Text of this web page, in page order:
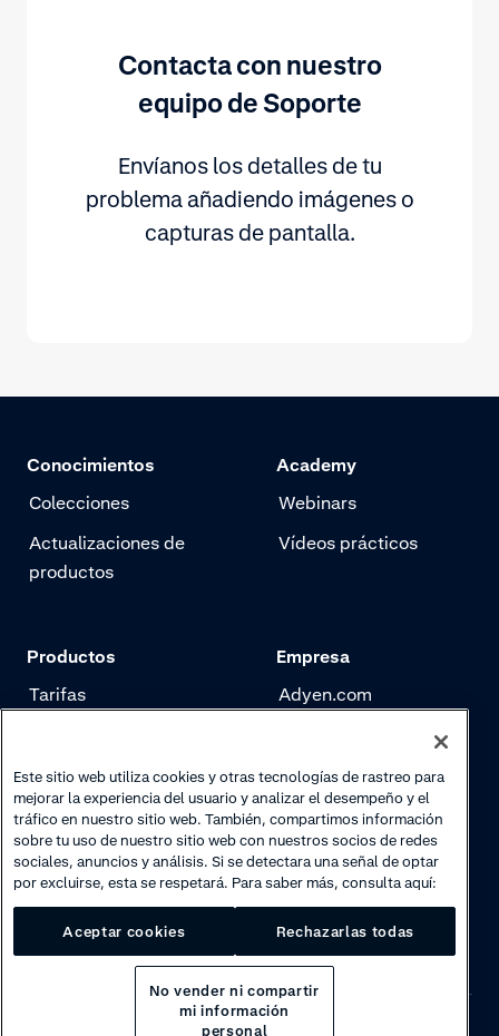
Contacta con nuestro
equipo de Soporte
Envíanos los detalles de tu
problema añadiendo imágenes o
capturas de pantalla.
Conocimientos
Colecciones
Actualizaciones de
productos
Academy
Webinars
Vídeos prácticos
Productos
Tarifas
Gestión de riesgo
Autenticación
Empresa
Adyen.com
Newsletter
Trabaja con nosotros
Este sitio web utiliza cookies y otras tecnologías de rastreo para
mejorar la experiencia del usuario y analizar el desempeño y el
tráfico en nuestro sitio web. También, compartimos información
sobre tu uso de nuestro sitio web con nuestros socios de redes
sociales, anuncios y análisis. Si se detectara una señal de optar
por excluirse, esta se respetará. Para saber más, consulta aquí:
Aceptar cookies Rechazarlas todas
No vender ni compartir
mi información
personal